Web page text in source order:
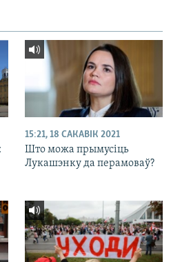
15:21, 18 САКАВІК 2021
Што можа прымусіць
Лукашэнку да перамоваў?